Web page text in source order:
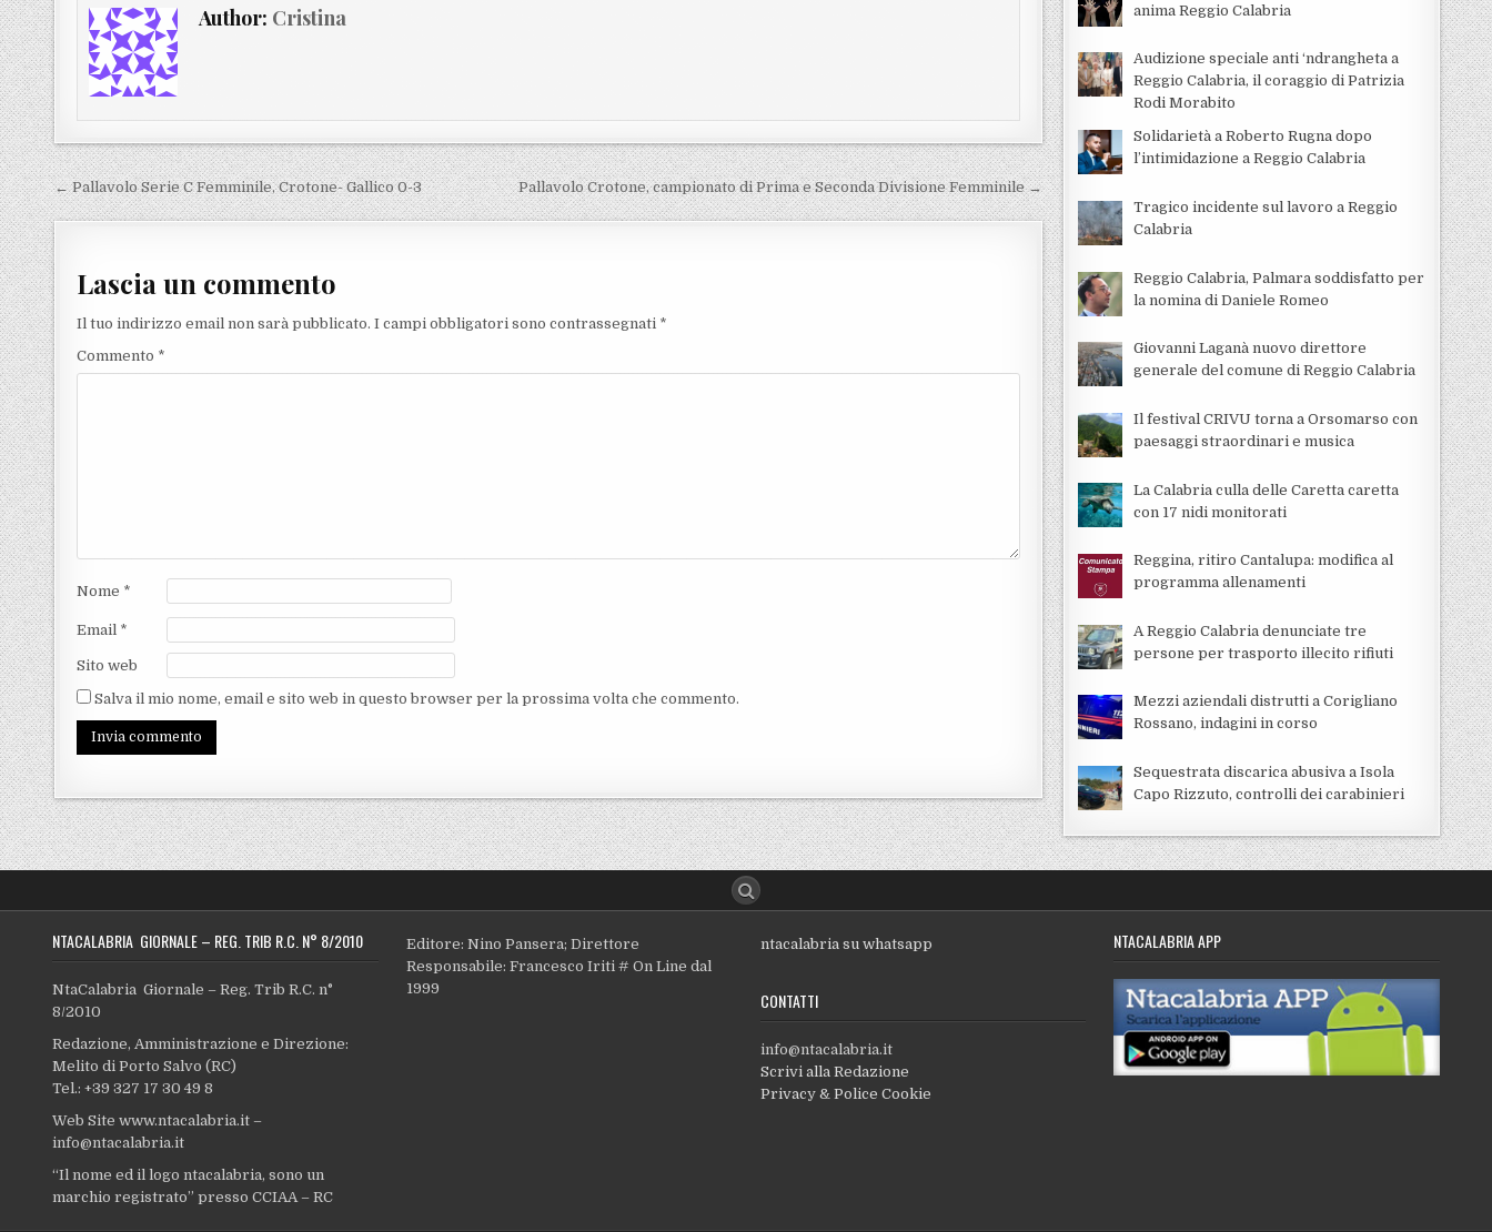
Author: Cristina
Navigazione articoli
← Pallavolo Serie C Femminile, Crotone- Gallico 0-3 Pallavolo Crotone, campionato di Prima e Seconda Divisione Femminile →
Lascia un commento
Il tuo indirizzo email non sarà pubblicato. I campi obbligatori sono contrassegnati *
Commento *
Nome *
Email *
Sito web
Salva il mio nome, email e sito web in questo browser per la prossima volta che commento.
anima Reggio Calabria
Audizione speciale anti ‘ndrangheta a
Reggio Calabria, il coraggio di Patrizia
Rodi Morabito
Solidarietà a Roberto Rugna dopo
l’intimidazione a Reggio Calabria
Tragico incidente sul lavoro a Reggio
Calabria
Reggio Calabria, Palmara soddisfatto per
la nomina di Daniele Romeo
Giovanni Laganà nuovo direttore
generale del comune di Reggio Calabria
Il festival CRIVU torna a Orsomarso con
paesaggi straordinari e musica
La Calabria culla delle Caretta caretta
con 17 nidi monitorati
Reggina, ritiro Cantalupa: modifica al
programma allenamenti
A Reggio Calabria denunciate tre
persone per trasporto illecito rifiuti
Mezzi aziendali distrutti a Corigliano
Rossano, indagini in corso
Sequestrata discarica abusiva a Isola
Capo Rizzuto, controlli dei carabinieri
NTACALABRIA GIORNALE – REG. TRIB R.C. N° 8/2010
NtaCalabria Giornale – Reg. Trib R.C. n°
8/2010
Redazione, Amministrazione e Direzione:
Melito di Porto Salvo (RC)
Tel.: +39 327 17 30 49 8
Web Site www.ntacalabria.it –
info@ntacalabria.it
“Il nome ed il logo ntacalabria, sono un
marchio registrato” presso CCIAA – RC
Editore: Nino Pansera; Direttore
Responsabile: Francesco Iriti # On Line dal
1999
ntacalabria su whatsapp
CONTATTI
info@ntacalabria.it
Scrivi alla Redazione
Privacy & Police Cookie
NTACALABRIA APP